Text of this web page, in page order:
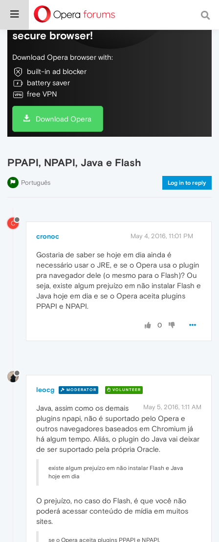
Do more on the web, with a fast and
secure browser!
Download Opera browser with:
built-in ad blocker
battery saver
free VPN
Download Opera
PPAPI, NPAPI, Java e Flash
Português Log in to reply
C
cronoc May 4, 2016, 11:01 PM
Gostaria de saber se hoje em dia ainda é
necessário usar o JRE, e se o Opera usa o plugin
pra navegador dele (o mesmo para o Flash)? Ou
seja, existe algum prejuízo em não instalar Flash e
Java hoje em dia e se o Opera aceita plugins
PPAPI e NPAPI.
0
leocg MODERATOR VOLUNTEER
May 5, 2016, 1:11 AM
Java, assim como os demais
plugins npapi, não é suportado pelo Opera e
outros navegadores baseados em Chromium já
há algum tempo. Aliás, o plugin do Java vai deixar
de ser suportado pela própria Oracle.
existe algum prejuízo em não instalar Flash e Java
hoje em dia
O prejuízo, no caso do Flash, é que você não
poderá acessar conteúdo de mídia em muitos
sites.
se o Opera aceita plugins PPAPI e NPAPI.